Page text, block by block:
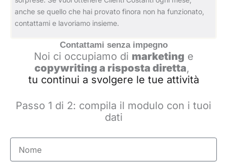
anche se quello che hai provato finora non ha funzionato,
contattami e lavoriamo insieme.
Contattami senza impegno
Noi ci occupiamo di marketing e
copywriting a risposta diretta,
tu continui a svolgere le tue attività
Passo 1 di 2: compila il modulo con i tuoi
dati
Nome